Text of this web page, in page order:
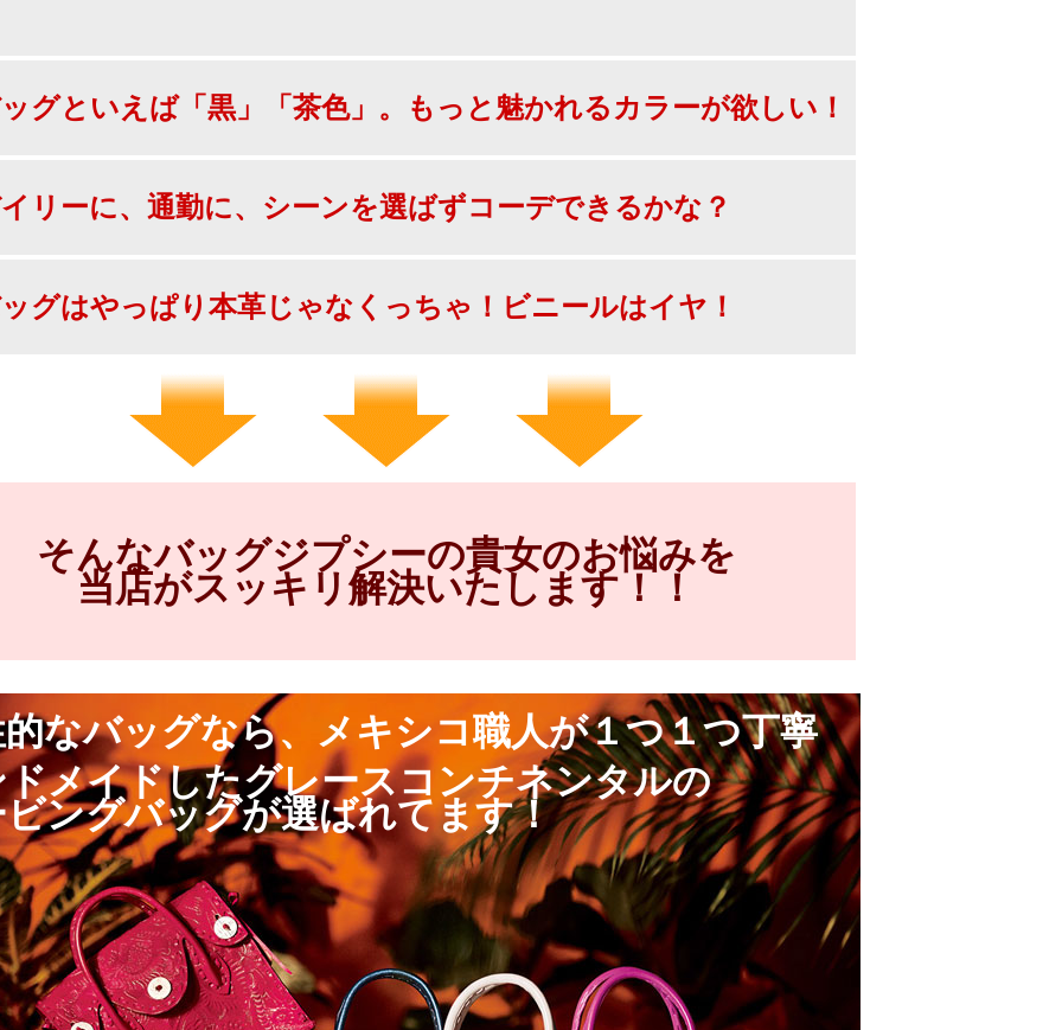
といえば「黒」「茶色」。もっと魅かれるカラーが欲しい！
ーに、通勤に、シーンを選ばずコーデできるかな？
はやっぱり本革じゃなくっちゃ！ビニールはイヤ！
そんなバッグジプシーの貴女のお悩みを
当店がスッキリ解決いたします！！
なバッグなら、メキシコ職人が１つ１つ丁寧
メイドしたグレースコンチネンタルの
ングバッグが選ばれてます！